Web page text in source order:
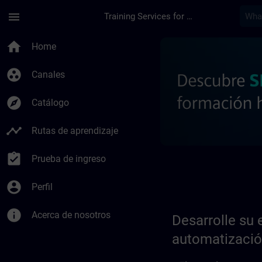
menu Training Services for Digital Industries
home Home
group_work Canales
explore Catálogo
timeline Rutas de aprendizaje
assignment_turned_in Prueba de ingreso
account_circle Perfil
info Acerca de nosotros
Desarrolle su
Desarrolle su